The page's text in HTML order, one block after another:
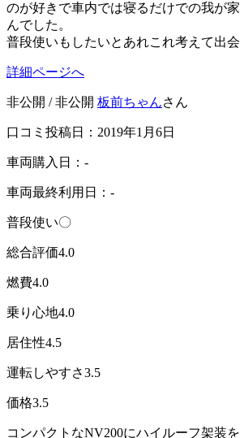
のが好きで車内では寝るだけでの我が
んでした。
普段使いもしたいとあれこれ考えて出
詳細ページへ
非公開 / 非公開 板前ちゃんさん
口コミ投稿日：2019年1月6日
車両購入日：-
車両最終利用日：-
普段使い〇
総合評価4.0
燃費4.0
乗り心地4.0
居住性4.5
運転しやすさ3.5
価格3.5
コンパクトなNV200にハイルーフ架装